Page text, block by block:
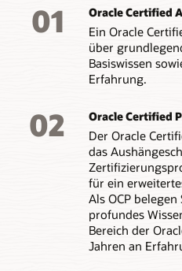
01 Oracle Certified
Ein Oracle
über
Basiswissen
Erfahrung.
02 Oracle Certified
Der Oracle
das
für ein
Als OCP
profundes
Bereich der
Jahren an